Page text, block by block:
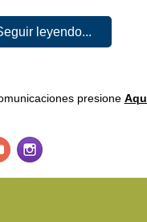
leyendo...
presione